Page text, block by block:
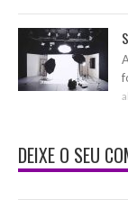
DEIXE O SEU